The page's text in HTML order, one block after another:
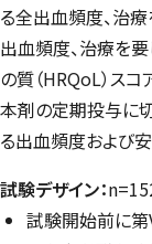
る全出血頻度、治
出血頻度、治療を
の質（HRQoL）ス
本剤の定期投与に
る出血頻度および
試験デザイン：
試験開始前に